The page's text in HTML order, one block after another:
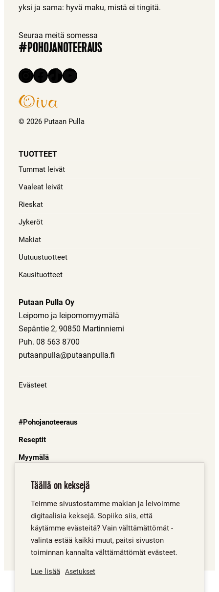
s
t
k
n
ä
yksi ja sama: hyvä maku, mistä ei tingitä.
Seuraa meitä somessa
#POHOJANOTEERAUS
Instagram
Facebook
TikTokYouTube
© 2026 Putaan Pulla
TUOTTEET
Tummat leivät
Vaaleat leivät
Rieskat
Jykeröt
Makiat
Uutuustuotteet
Kausituotteet
Putaan Pulla Oy
Leipomo ja leipomomyymälä
Sepäntie 2, 90850 Martinniemi
Puh. 08 563 8700
putaanpulla@putaanpulla.fi
Evästeet
#Pohojanoteeraus
Reseptit
Myymälä
Yhteystiedot
Täällä on keksejä
Teimme sivustostamme makian ja leivoimme
digitaalisia keksejä. Sopiiko siis, että
käytämme evästeitä? Vain välttämättömät -
valinta estää kaikki muut, paitsi sivuston
toiminnan kannalta välttämättömät evästeet.
Lue lisää Asetukset